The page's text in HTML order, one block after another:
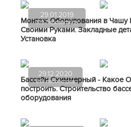
29.01.2019
3197 просмотров
Монтаж Оборудования в Чашу
Своими Руками. Закладные
Установка
29.12.2020
681 просмотров
Бассейн Скиммерный - Какое
построить. Строительство
оборудования